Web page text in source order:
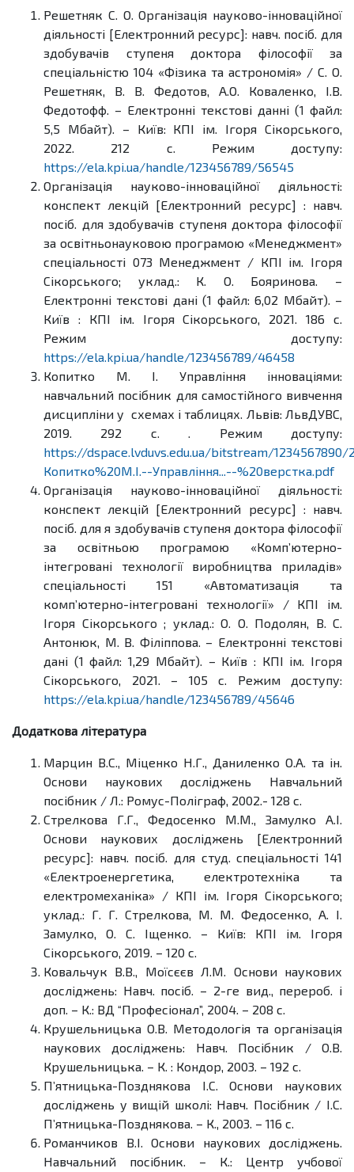
Решетняк С. О. Організація науково-інноваційної
діяльності [Електронний ресурс]: навч. посіб. для
здобувачів ступеня доктора філософії за
спеціальністю 104 «Фізика та астрономія» / С. О.
Решетняк, В. В. Федотов, А.О. Коваленко, І.В.
Федотофф. – Електронні текстові данні (1 файл:
5,5 Мбайт). – Київ: КПІ ім. Ігоря Сікорського,
2022. 212 с. Режим доступу:
https://ela.kpi.ua/handle/123456789/56545
Організація науково-інноваційної діяльності:
конспект лекцій [Електронний ресурс] : навч.
посіб. для здобувачів ступеня доктора філософії
за освітньонауковою програмою «Менеджмент»
спеціальності 073 Менеджмент / КПІ ім. Ігоря
Сікорського; уклад.: К. О. Бояринова. –
Електронні текстові дані (1 файл: 6,02 Мбайт). –
Київ : КПІ ім. Ігоря Сікорського, 2021. 186 с.
Режим доступу:
https://ela.kpi.ua/handle/123456789/46458
Копитко М. І. Управління інноваціями:
навчальний посібник для самостійного вивчення
дисципліни у схемах і таблицях. Львів: ЛьвДУВС,
2019. 292 с. . Режим доступу:
https://dspace.lvduvs.edu.ua/bitstream/
Копитко%20М.І.--Управління...--%20верстка.pdf
Організація науково-інноваційної діяльності:
конспект лекцій [Електронний ресурс] : навч.
посіб. для я здобувачів ступеня доктора філософії
за освітньою програмою «Комп’ютерно-
інтегровані технології виробництва приладів»
спеціальності 151 «Автоматизація та
комп’ютерно-інтегровані технології» / КПІ ім.
Ігоря Сікорського ; уклад.: О. О. Подолян, В. С.
Антонюк, М. В. Філіппова. – Електронні текстові
дані (1 файл: 1,29 Мбайт). – Київ : КПІ ім. Ігоря
Сікорського, 2021. – 105 с. Режим доступу:
https://ela.kpi.ua/handle/123456789/45646
Додаткова література
Марцин В.С., Міценко Н.Г., Даниленко О.А. та ін.
Основи наукових досліджень Навчальний
посібник / Л.: Ромус-Поліграф, 2002.- 128 c.
Стрелкова Г.Г., Федосенко М.М., Замулко А.І.
Основи наукових досліджень [Електронний
ресурс]: навч. посіб. для студ. спеціальності 141
«Електроенергетика, електротехніка та
електромеханіка» / КПІ ім. Ігоря Сікорського;
уклад.: Г. Г. Стрелкова, М. М. Федосенко, А. І.
Замулко, О. С. Іщенко. – Київ: КПІ ім. Ігоря
Сікорського, 2019. – 120 с.
Ковальчук В.В., Моїсєєв Л.М. Основи наукових
досліджень: Навч. посіб. – 2-ге вид., перероб. і
доп. – К.: ВД “Професіонал”, 2004. – 208 с.
Крушельницька О.В. Методологія та організація
наукових досліджень: Навч. Посібник / О.В.
Крушельницька. – К. : Кондор, 2003. – 192 с.
П’ятницька-Позднякова І.С. Основи наукових
досліджень у вищій школі: Навч. Посібник / І.С.
П’ятницька-Позднякова. – К., 2003. – 116 с.
Романчиков В.І. Основи наукових досліджень.
Навчальний посібник. – К.: Центр учбової